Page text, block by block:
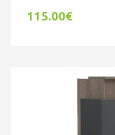
115.00€